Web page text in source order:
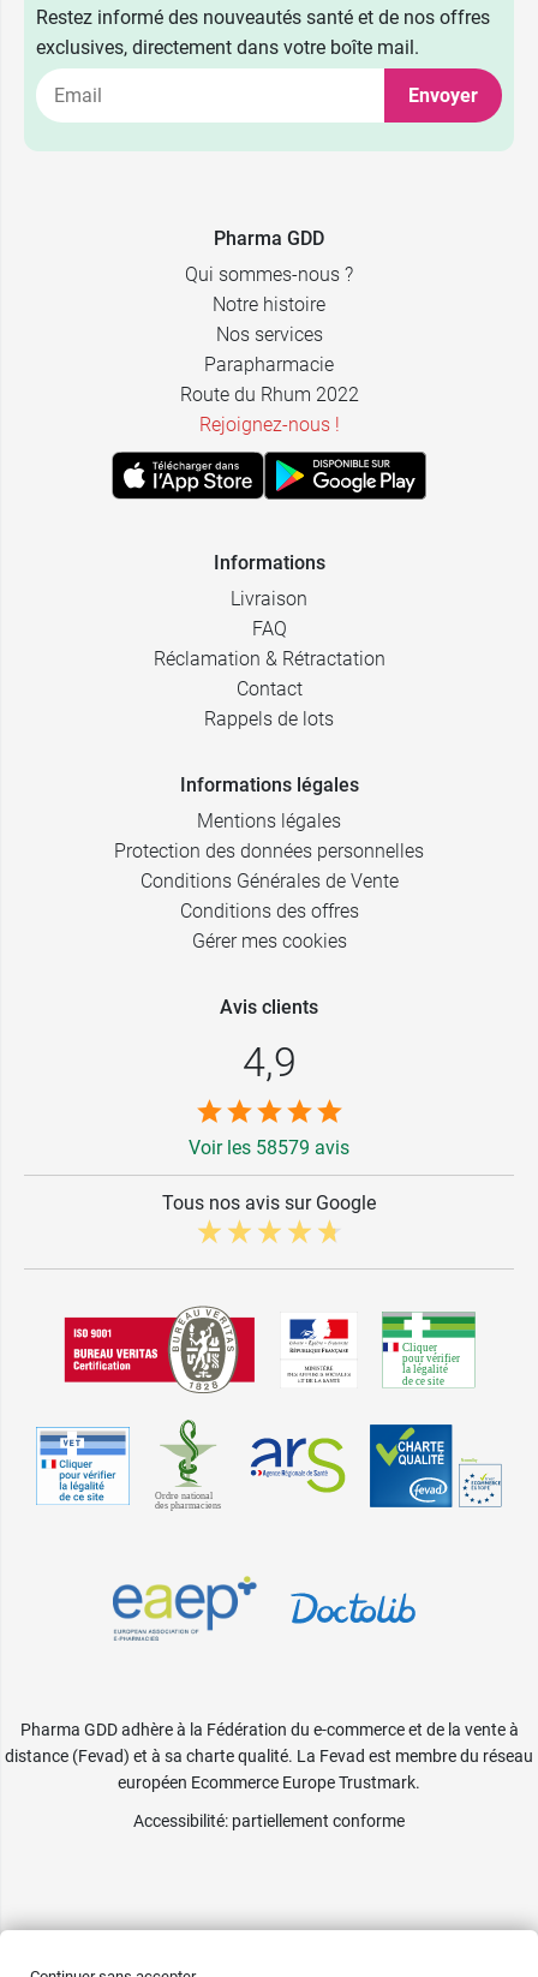
Restez informé des nouveautés santé et de nos offres
exclusives, directement dans votre boîte mail.
Envoyer
Pharma GDD
Qui sommes-nous ?
Notre histoire
Nos services
Parapharmacie
Route du Rhum 2022
Rejoignez-nous !
Informations
Livraison
FAQ
Réclamation & Rétractation
Contact
Rappels de lots
Informations légales
Mentions légales
Protection des données personnelles
Conditions Générales de Vente
Conditions des offres
Gérer mes cookies
Avis clients
4,9
Voir les 58579 avis
Tous nos avis sur Google
Pharma GDD adhère à la Fédération du e-commerce et de la vente à
distance (Fevad) et à sa charte qualité. La Fevad est membre du réseau
européen Ecommerce Europe Trustmark.
Accessibilité: partiellement conforme